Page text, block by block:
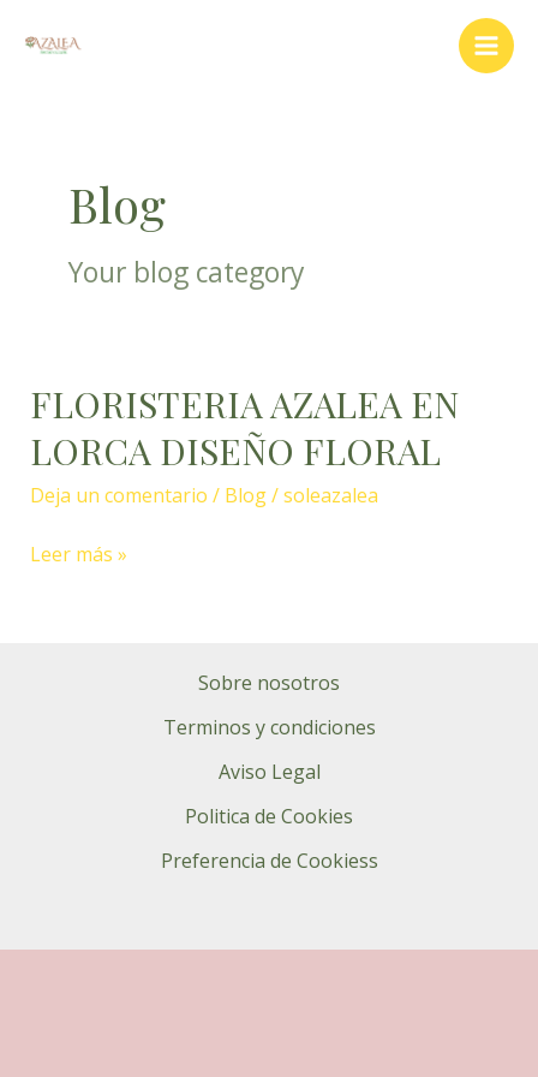
Main
Blog
Your blog category
FLORISTERIA AZALEA EN
LORCA DISEÑO FLORAL
Deja un comentario / Blog/soleazalea
FLORISTERIA
EN
LORCA
FLORAL
Leer más »
Sobre nosotros
Terminos y condiciones
Aviso Legal
Politica de Cookies
Preferencia de Cookiess